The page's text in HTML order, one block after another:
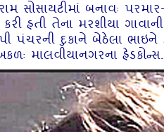
સોસાયટીમાં બનાવઃ
હતી તેના મરશીયા
પંચરની દુકાને બેઠેલા ભાઇને
માલવીયાનગરના